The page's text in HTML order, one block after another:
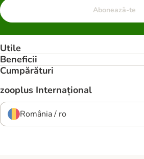
Abonează-te
Utile
Beneficii
Cumpărături
zooplus Internațional
România / ro